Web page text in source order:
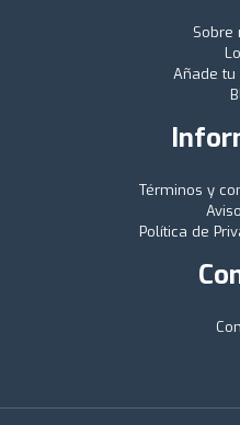
Sobre
Añade
Términos y
Política de